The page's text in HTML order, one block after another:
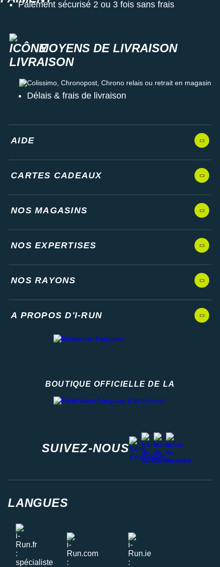
Les autres produitsPolar
Paiement sécurisé 2 ou 3 fois sans frais
MOYENS DE LIVRAISON
Colissimo, Chronopost, Chrono relais ou retrait en magasin
Délais & frais de livraison
AIDE
CARTES CADEAUX
NOS MAGASINS
NOS EXPERTISES
NOS RAYONS
A PROPOS D'I-RUN
BOUTIQUE OFFICIELLE DE LA
SUIVEZ-NOUS
instagram
facebook
stravayoutube
LANGUES